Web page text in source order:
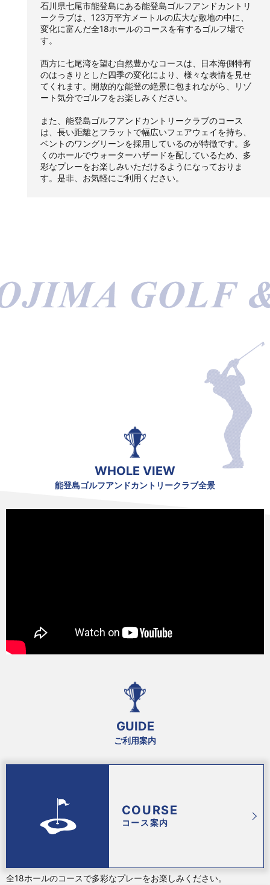
石川県七尾市能登島にある能登島ゴルフアンドカントリ
ークラブは、123万平方メートルの広大な敷地の中に、
変化に富んだ全18ホールのコースを有するゴルフ場で
す。
西方に七尾湾を望む自然豊かなコースは、日本海側特有
のはっきりとした四季の変化により、様々な表情を見せ
てくれます。開放的な能登の絶景に包まれながら、リゾ
ート気分でゴルフをお楽しみください。
また、能登島ゴルフアンドカントリークラブのコース
は、長い距離とフラットで幅広いフェアウェイを持ち、
ベントのワングリーンを採用しているのが特徴です。多
くのホールでウォーターハザードを配しているため、多
彩なプレーをお楽しみいただけるようになっておりま
す。是非、お気軽にご利用ください。
WHOLE VIEW
能登島ゴルフアンドカントリークラブ全景
GUIDE
ご利用案内
COURSE
コース案内
全18ホールのコースで多彩なプレーをお楽しみください。